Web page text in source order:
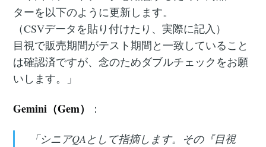
ターを以下のように更新します。
（CSVデータを貼り付けたり、実際に記入）
目視で販売期間がテスト期間と一致していること
は確認済ですが、念のためダブルチェックをお願
いします。」
Gemini（Gem） ：
「シニアQAとして指摘します。その『目視